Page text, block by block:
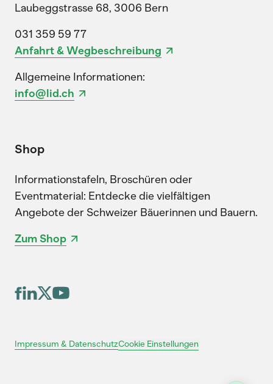
Laubeggstrasse 68, 3006 Bern
031 359 59 77
Anfahrt & Wegbeschreibung
Allgemeine Informationen:
info@lid.ch
Shop
Informationstafeln, Broschüren oder
Eventmaterial: Entdecke die vielfältigen
Angebote der Schweizer Bäuerinnen und Bauern.
Zum Shop
Impressum & DatenschutzCookie Einstellungen